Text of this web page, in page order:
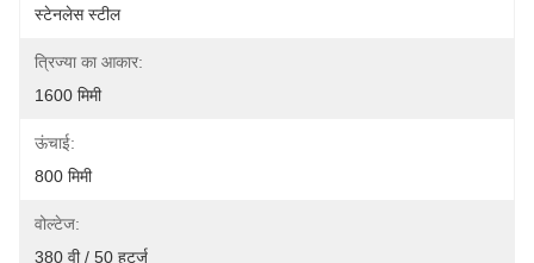
स्टेनलेस स्टील
त्रिज्या का आकार:
1600 मिमी
ऊंचाई:
800 मिमी
वोल्टेज:
380 वी / 50 हर्ट्ज